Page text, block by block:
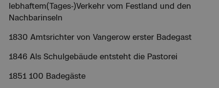
lebhaftem(Tages-)Verkehr vom Festland und den
Nachbarinseln
1830 Amtsrichter von Vangerow erster Badegast
1846 Als Schulgebäude entsteht die Pastorei
1851 100 Badegäste